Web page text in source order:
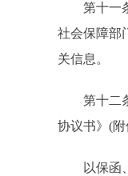
第十一条
社会保障部
关信息。
第十二条
协议书》(
以保函、